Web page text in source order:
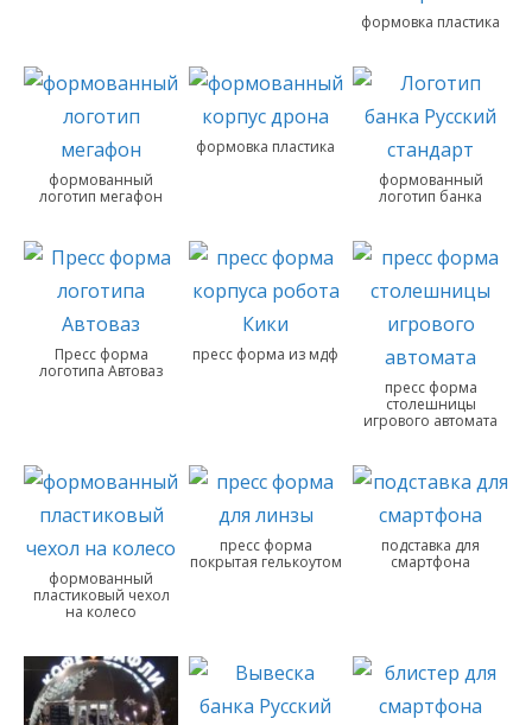
формовка пластика
формованный
логотип мегафон
формовка пластика
формованный
логотип банка
Пресс форма
логотипа Автоваз
пресс форма из мдф
пресс форма
столешницы
игрового автомата
формованный
пластиковый чехол
на колесо
пресс форма
покрытая гелькоутом
подставка для
смартфона